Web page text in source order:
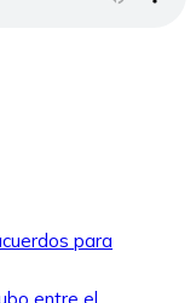
para